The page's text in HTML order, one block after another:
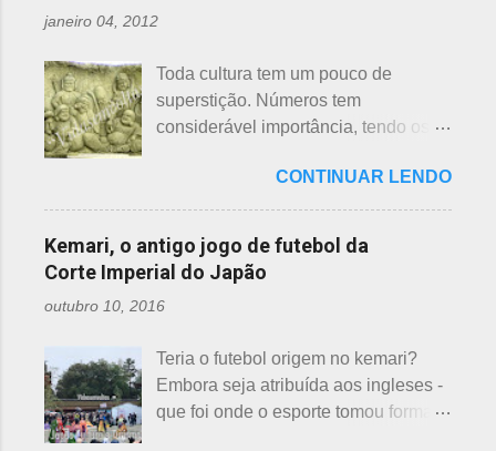
para atender aos nossos insti...
panos de limpeza ou enviadas aos
países pobres. Campanhas ou
grupos de ajuda solicitando roupas
usadas aparecem vez ou outra em
redes sociais. Algumas instituições
repassar aos necessitados. A pref...
puxei um antigo rascunho do fundo
idades perigosas, antiga crença com
origem no período Heian. Uma
superstição baseada em trocadilhos,
números com significados ruins. Nos
tempos antigos, outras idades eram
incluídas como desfavoráveis. Yaku,
se traduz como infortúnio ou má sorte
ano. Se procurarmos pela tradução
da palavra Yakudoshi no Google,
aparece a palavra climatério. Embora
não haja muita informação, encontrei
janeiro 04, 2012
Toda cultura tem um pouco de
superstição. Números tem
considerável importância, tendo os
números 4 (pronunciado " shi ") e 9
(pronunciado " ku ") são
considerados de azar, por causa da
pronúncia. "Shi" significa, também,
morte e "ku" , agonia ou tortura. 7 é
um número auspicioso em quase
sendo exceção no Japão. Este
número é incluído em vários termos,
por exemplo: 7 maravilhas do mundo,
CONTINUAR LENDO
Kemari, o antigo jogo de futebol da
Corte Imperial do Japão
outubro 10, 2016
Teria o futebol origem no kemari?
Embora seja atribuída aos ingleses -
que foi onde o esporte tomou forma -